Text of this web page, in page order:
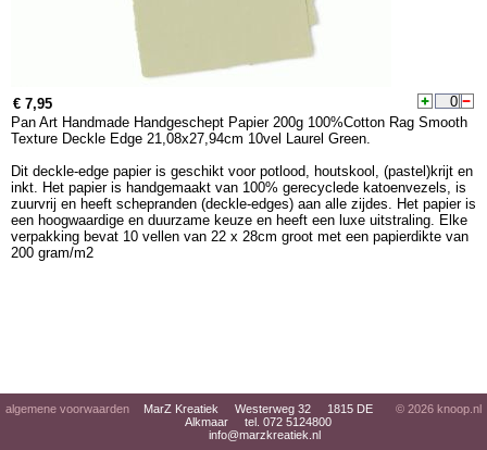
€ 7,95
Pan Art Handmade Handgeschept Papier 200g 100%Cotton Rag Smooth
Texture Deckle Edge 21,08x27,94cm 10vel Laurel Green.
Dit deckle-edge papier is geschikt voor potlood, houtskool, (pastel)krijt en
inkt. Het papier is handgemaakt van 100% gerecyclede katoenvezels, is
zuurvrij en heeft schepranden (deckle-edges) aan alle zijdes. Het papier is
een hoogwaardige en duurzame keuze en heeft een luxe uitstraling. Elke
verpakking bevat 10 vellen van 22 x 28cm groot met een papierdikte van
200 gram/m2
algemene voorwaarden
MarZ Kreatiek Westerweg 32 1815 DE
Alkmaar tel. 072 5124800
info@marzkreatiek.nl
© 2026 knoop.nl